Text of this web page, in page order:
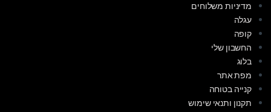
מדיניות משלוחים
עגלה
קופה
החשבון שלי
בלוג
מפת אתר
קנייה בטוחה
תקנון ותנאי שימוש